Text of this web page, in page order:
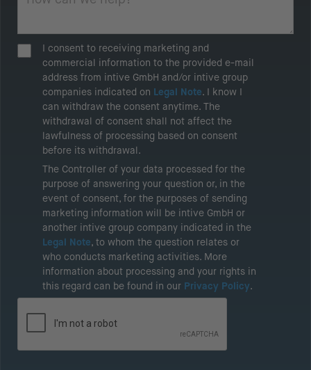
I consent to receiving marketing and
commercial information to the provided e-mail
address from intive GmbH and/or intive group
companies indicated on Legal Note. I know I
can withdraw the consent anytime. The
withdrawal of consent shall not affect the
lawfulness of processing based on consent
before its withdrawal.
The Controller of your data processed for the
purpose of answering your question or, in the
event of consent, for the purposes of sending
marketing information will be intive GmbH or
another intive group company indicated in the
Legal Note, to whom the question relates or
who conducts marketing activities. More
information about processing and your rights in
this regard can be found in our Privacy Policy.